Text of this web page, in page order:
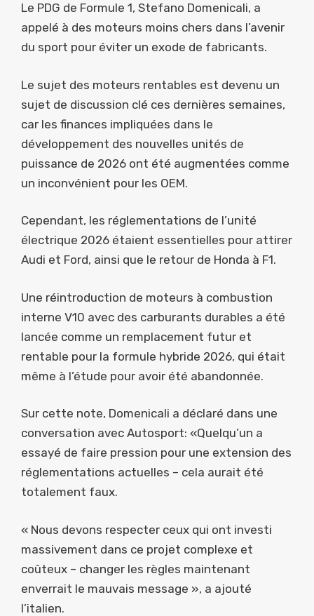
Le PDG de Formule 1, Stefano Domenicali, a
appelé à des moteurs moins chers dans l’avenir
du sport pour éviter un exode de fabricants.
Le sujet des moteurs rentables est devenu un
sujet de discussion clé ces dernières semaines,
car les finances impliquées dans le
développement des nouvelles unités de
puissance de 2026 ont été augmentées comme
un inconvénient pour les OEM.
Cependant, les réglementations de l’unité
électrique 2026 étaient essentielles pour attirer
Audi et Ford, ainsi que le retour de Honda à F1.
Une réintroduction de moteurs à combustion
interne V10 avec des carburants durables a été
lancée comme un remplacement futur et
rentable pour la formule hybride 2026, qui était
même à l’étude pour avoir été abandonnée.
Sur cette note, Domenicali a déclaré dans une
conversation avec Autosport: «Quelqu’un a
essayé de faire pression pour une extension des
réglementations actuelles – cela aurait été
totalement faux.
« Nous devons respecter ceux qui ont investi
massivement dans ce projet complexe et
coûteux – changer les règles maintenant
enverrait le mauvais message », a ajouté
l’italien.